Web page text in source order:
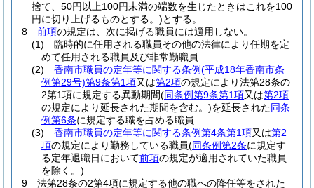
捨て、50円以上100円未満の端数を生じたときはこれを100
円に切り上げるものとする。)とする。
8
前項の規定は、次に掲げる職員には適用しない。
(1)
臨時的に任用される職員その他の法律により任期を定
めて任用される職員及び非常勤職員
(2)
香南市職員の定年等に関する条例(平成18年香南市条
例第29号)第9条第1項又は第2項の規定により法第28条の
2第1項に規定する異動期間(同条例第9条第1項又は第2項
の規定により延長された期間を含む。)を延長された同条
例第6条に規定する職を占める職員
(3)
香南市職員の定年等に関する条例第4条第1項又は第2
項の規定により勤務している職員(同条例第2条に規定す
る定年退職日において前項の規定が適用されていた職員
を除く。)
9
法第28条の2第4項に規定する他の職への降任等をされた